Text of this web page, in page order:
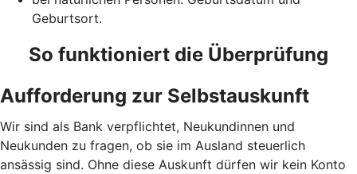
Geburtsort.
So funktioniert die Überprüfung
Aufforderung zur Selbstauskunft
Wir sind als Bank verpflichtet, Neukundinnen und
Neukunden zu fragen, ob sie im Ausland steuerlich
ansässig sind. Ohne diese Auskunft dürfen wir kein Konto